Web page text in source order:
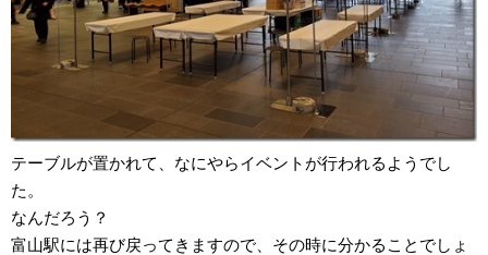
テーブルが置かれて、なにやらイベントが行われるようでし
た。
なんだろう？
富山駅には再び戻ってきますので、その時に分かることでしょ